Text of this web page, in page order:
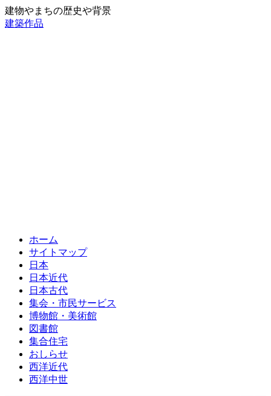
建物やまちの歴史や背景
建築作品
ホーム
サイトマップ
日本
日本近代
日本古代
集会・市民サービス
博物館・美術館
図書館
集合住宅
おしらせ
西洋近代
西洋中世